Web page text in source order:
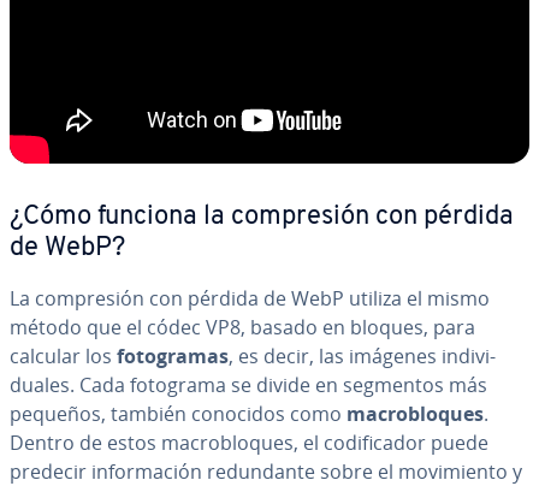
¿Cómo funciona la co­m­pre­sión con pérdida
de WebP?
La co­m­pre­sión con pérdida de WebP utiliza el mismo
método que el códec VP8, basado en bloques, para
calcular los fo­to­gra­mas, es decir, las imágenes in­di­vi­
dua­les. Cada fotograma se divide en segmentos más
pequeños, también conocidos como ma­cro­blo­ques.
Dentro de estos ma­cro­blo­ques, el co­di­fi­ca­dor puede
predecir in­fo­r­ma­ción re­du­n­da­n­te sobre el mo­vi­mie­n­to y